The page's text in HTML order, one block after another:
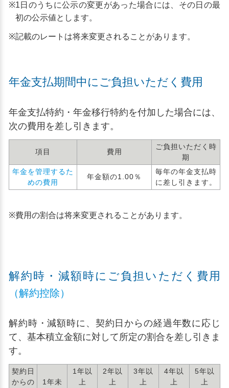
※1日のうちに公示の変更があった場合には、その日の最
初の公示値とします。
※記載のレートは将来変更されることがあります。
年金支払期間中にご負担いただく費用
年金支払特約・年金移行特約を付加した場合には、
次の費用を差し引きます。
項目 費用
ご負担いただく時
期
年金を管理するた
めの費用
年金額の1.00％
毎年の年金支払時
に差し引きます。
※費用の割合は将来変更されることがあります。
解約時・減額時にご負担いただく費用
（解約控除）
解約時・減額時に、契約日からの経過年数に応じ
て、基本積立金額に対して所定の割合を差し引きま
す。
契約日
からの
1年未
1年以
上
2年以
上
3年以
上
4年以
上
5年以
上